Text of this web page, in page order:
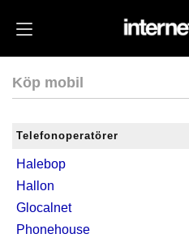
Köp mobil
Telefonoperatörer
Halebop
Hallon
Glocalnet
Phonehouse